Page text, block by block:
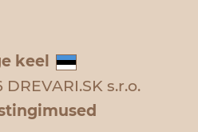
keel
s.r.o.